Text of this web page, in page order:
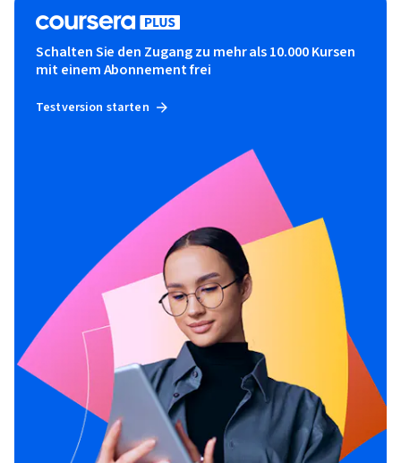
Schalten Sie den Zugang zu mehr als 10.000 Kursen
mit einem Abonnement frei
Testversion starten